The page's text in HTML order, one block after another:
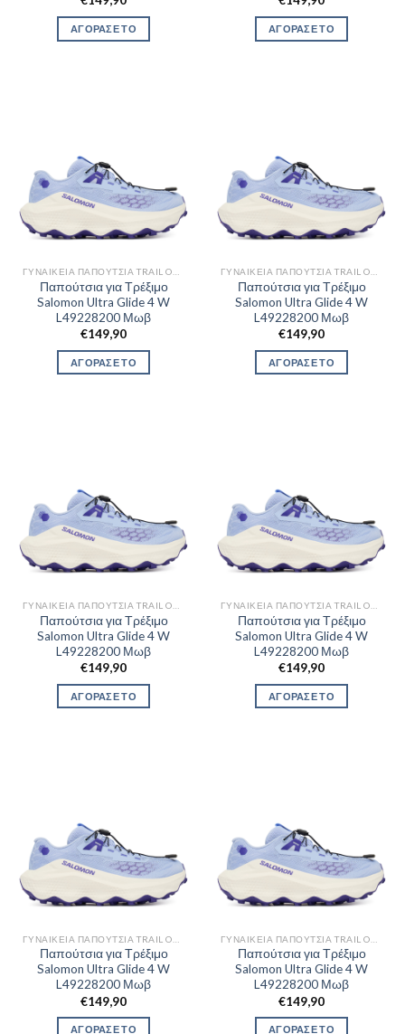
ΑΓΟΡΑΣΕ ΤΟ ΑΓΟΡΑΣΕ ΤΟ
Παπούτσια για Τρέξιμο
Salomon Ultra Glide 4 W
L49228200 Μωβ
€149,90
ΑΓΟΡΑΣΕ ΤΟ
Παπούτσια για Τρέξιμο
Salomon Ultra Glide 4 W
L49228200 Μωβ
€149,90
ΑΓΟΡΑΣΕ ΤΟ
Παπούτσια για Τρέξιμο
Salomon Ultra Glide 4 W
L49228200 Μωβ
€149,90
ΑΓΟΡΑΣΕ ΤΟ
Παπούτσια για Τρέξιμο
Salomon Ultra Glide 4 W
L49228200 Μωβ
€149,90
ΑΓΟΡΑΣΕ ΤΟ
Παπούτσια για Τρέξιμο
Salomon Ultra Glide 4 W
L49228200 Μωβ
€149,90
ΑΓΟΡΑΣΕ ΤΟ
Παπούτσια για Τρέξιμο
Salomon Ultra Glide 4 W
L49228200 Μωβ
€149,90
ΑΓΟΡΑΣΕ ΤΟ